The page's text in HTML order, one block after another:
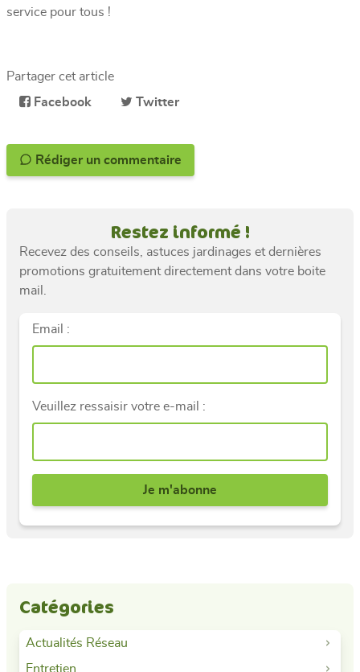
service pour tous !
Partager cet article
Facebook
Twitter
Rédiger un commentaire
Restez informé !
Recevez des conseils, astuces jardinages et dernières
promotions gratuitement directement dans votre boite
mail.
Email :
Veuillez ressaisir votre e-mail :
Catégories
Actualités Réseau
Entretien